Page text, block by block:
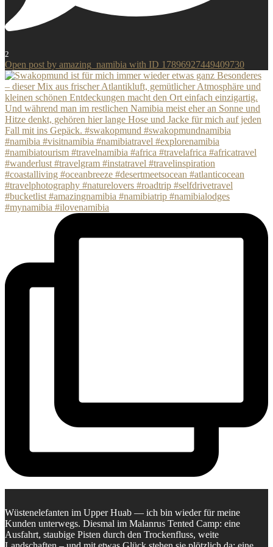
2
Open post by amazing_namibia with ID 17896927449409730
Wüstenelefanten im Upper Huab — ich bin wieder für meine
Kunden unterwegs. Diesmal im Malanrus Tented Camp: eine
Ausfahrt, staubige Pisten durch den Trockenfluss, weite